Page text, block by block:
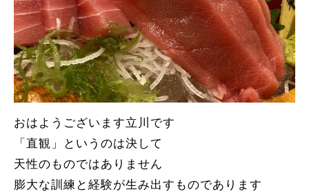
おはようございます立川です
「直観」というのは決して
天性のものではありません
膨大な訓練と経験が生み出すものであります